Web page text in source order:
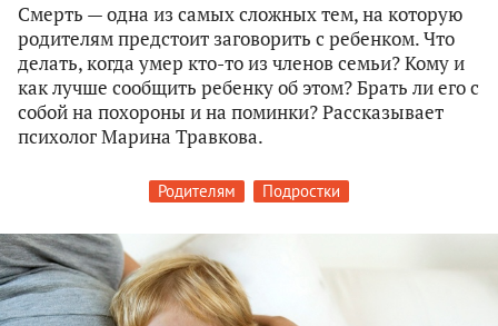
Смерть — одна из самых сложных тем, на которую
родителям предстоит заговорить с ребенком. Что
делать, когда умер кто-то из членов семьи? Кому и
как лучше сообщить ребенку об этом? Брать ли его с
собой на похороны и на поминки? Рассказывает
психолог Марина Травкова.
Родителям Подростки